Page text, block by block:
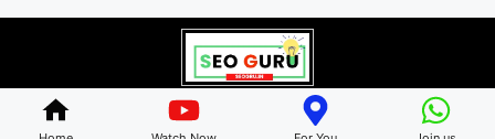
© 2026 bhartiyriyashat.com • All rights reserved